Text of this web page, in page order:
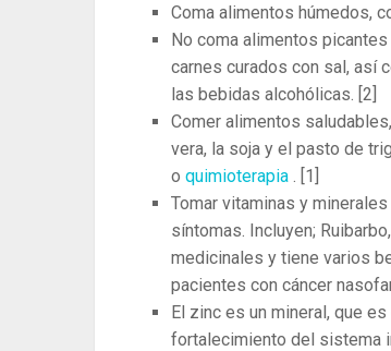
Coma alimentos húmedos,
No coma alimentos
carnes curados con sal, así
las bebidas alcohólicas. [2]
Comer alimentos
vera, la soja y el pasto de
o quimioterapia . [1]
Tomar vitaminas y
síntomas. Incluyen;
medicinales y tiene varios
pacientes con cáncer
El zinc es un mineral, que
fortalecimiento del sistema